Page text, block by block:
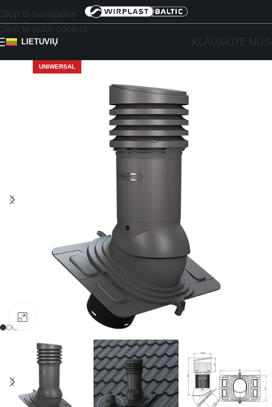
Skip to navigation
Skip to main content
LIETUVIŲ KLAUSKITE
UNIWERSAL
Click to enlarge